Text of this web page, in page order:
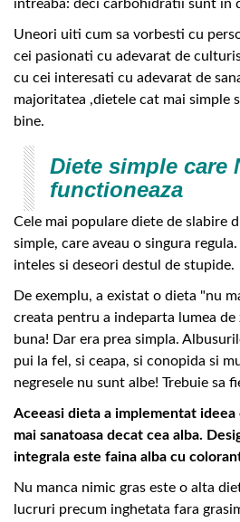
intreaba: deci carbohidratii sunt in
Uneori uiti cum sa vorbesti cu
cei pasionati cu adevarat de
cu cei interesati cu adevarat de
majoritatea ,dietele cat mai simple
bine.
Diete simple care
functioneaza
Cele mai populare diete de slabire
simple, care aveau o singura
inteles si deseori destul de stupide.
De exemplu, a existat o dieta "nu
creata pentru a indeparta lumea de
buna! Dar era prea simpla.
pui la fel, si ceapa, si conopida si
negresele nu sunt albe! Trebuie sa
Aceeasi dieta a implementat ideea
mai sanatoasa decat cea alba.
integrala este faina alba cu
Nu manca nimic gras este o alta
lucruri precum inghetata fara